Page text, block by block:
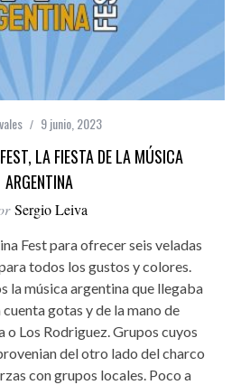
9 junio, 2023
LA FIESTA DE LA MÚSICA
ARGENTINA
Sergio Leiva
Fest para ofrecer seis veladas
todos los gustos y colores.
la música argentina que llegaba
gotas y de la mano de
o Los Rodriguez. Grupos cuyos
del otro lado del charco
con grupos locales. Poco a